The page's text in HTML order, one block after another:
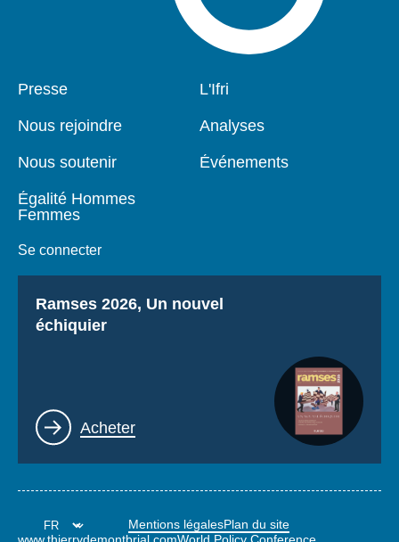
Pied
Presse
Nous rejoindre
Nous soutenir
Égalité Hommes
Femmes
Se connecter
Navigation
L'Ifri
Analyses
Événements
Titre
Ramses 2026, Un nouvel
échiquier
Lien
Acheter
Mentions légalesPlan du site